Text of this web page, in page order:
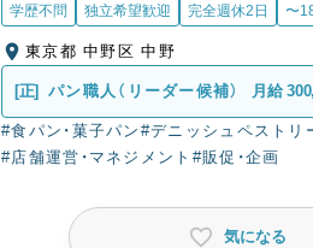
学歴不問 独立希望歓迎 完全週休2日 〜
東京都 中野区 中野
[正] パン職人（リーダー候補） 月給
#食パン・菓子パン #デニッシュペストリ
#店舗運営・マネジメント #販促・企画
気になる